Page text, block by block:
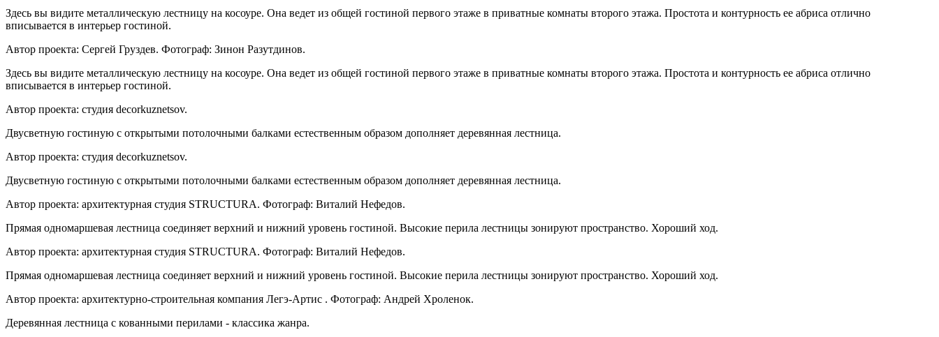
Здесь вы видите металлическую лестницу на косоуре. Она ведет из общей гостиной первого этаже в приватные комнаты второго этажа. Простота и контурность ее абриса отлично
вписывается в интерьер гостиной.
Автор проекта: Сергей Груздев. Фотограф: Зинон Разутдинов.
Здесь вы видите металлическую лестницу на косоуре. Она ведет из общей гостиной первого этаже в приватные комнаты второго этажа. Простота и контурность ее абриса отлично
вписывается в интерьер гостиной.
Автор проекта: студия decorkuznetsov.
Двусветную гостиную с открытыми потолочными балками естественным образом дополняет деревянная лестница.
Автор проекта: студия decorkuznetsov.
Двусветную гостиную с открытыми потолочными балками естественным образом дополняет деревянная лестница.
Автор проекта: архитектурная студия STRUCTURA. Фотограф: Виталий Нефедов.
Прямая одномаршевая лестница соединяет верхний и нижний уровень гостиной. Высокие перила лестницы зонируют пространство. Хороший ход.
Автор проекта: архитектурная студия STRUCTURA. Фотограф: Виталий Нефедов.
Прямая одномаршевая лестница соединяет верхний и нижний уровень гостиной. Высокие перила лестницы зонируют пространство. Хороший ход.
Автор проекта: архитектурно-строительная компания Легэ-Артис . Фотограф: Андрей Хроленок.
Деревянная лестница с кованными перилами - классика жанра.